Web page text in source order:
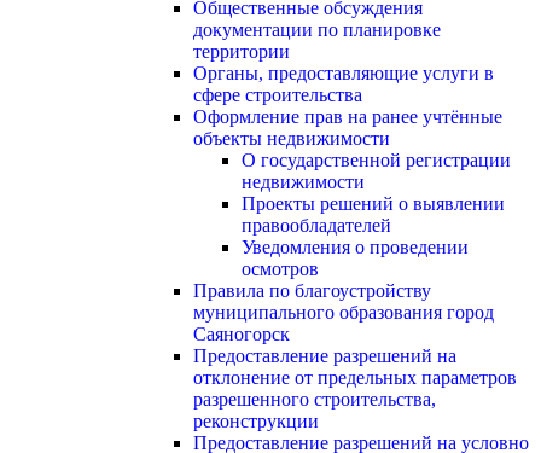
Общественные обсуждения
документации по планировке
территории
Органы, предоставляющие услуги в
сфере строительства
Оформление прав на ранее учтённые
объекты недвижимости
О государственной регистрации
недвижимости
Проекты решений о выявлении
правообладателей
Уведомления о проведении
осмотров
Правила по благоустройству
муниципального образования город
Саяногорск
Предоставление разрешений на
отклонение от предельных параметров
разрешенного строительства,
реконструкции
Предоставление разрешений на условно